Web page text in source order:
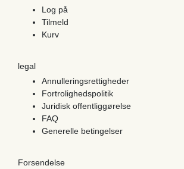
Log på
Tilmeld
Kurv
legal
Annulleringsrettigheder
Fortrolighedspolitik
Juridisk offentliggørelse
FAQ
Generelle betingelser
Forsendelse